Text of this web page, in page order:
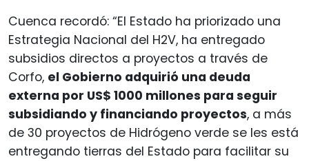
Cuenca recordó: “El Estado ha priorizado una
Estrategia Nacional del H2V, ha entregado
subsidios directos a proyectos a través de
Corfo, el Gobierno adquirió una deuda
externa por US$ 1000 millones para seguir
subsidiando y financiando proyectos, a más
de 30 proyectos de Hidrógeno verde se les está
entregando tierras del Estado para facilitar su